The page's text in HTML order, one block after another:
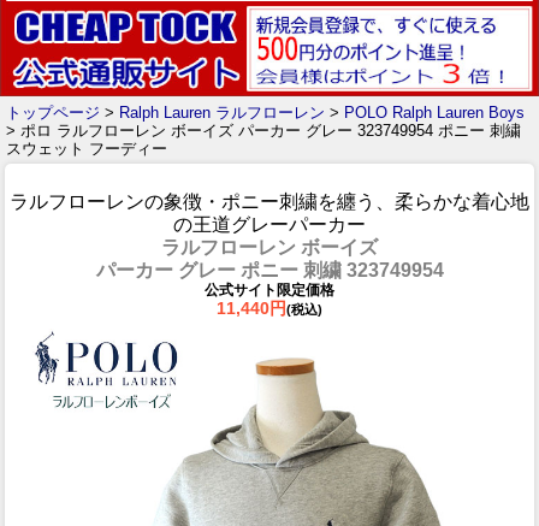
トップページ > Ralph Lauren ラルフローレン > POLO Ralph Lauren Boys
> ポロ ラルフローレン ボーイズ パーカー グレー 323749954 ポニー 刺繍
スウェット フーディー
ラルフローレンの象徴・ポニー刺繍を纏う、柔らかな着心地
の王道グレーパーカー
ラルフローレン ボーイズ
パーカー グレー ポニー 刺繍 323749954
公式サイト限定価格
11,440円(税込)